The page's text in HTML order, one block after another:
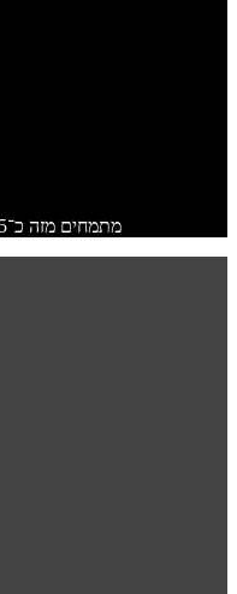
מתמחים מזה כ־15 שנים בהפקות אירועים, השכרת מתנפחים ועיצובי בלונים. בא לי חיוך זה לא רק שם העסק שלנו זה דרך חיים ממש. מכאן באה הגישה שלקוח שלנו תמיד אבל תמיד יצא עם חיוך.